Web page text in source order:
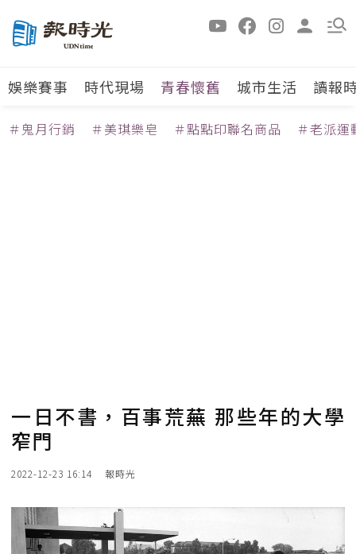
娛樂賽事 時代現場 青春懷舊 城市生活 讀報
＃鬼月行銷 ＃美琪樂皂 ＃點點印聯名商品 ＃老派運
一日不書，百事荒蕪 那些年的大學
窄門
2022-12-23 16:14 報時光